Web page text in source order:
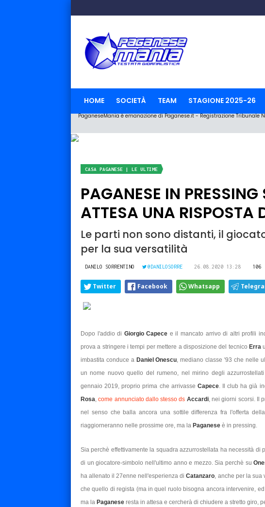
HOME SOCIETÀ TEAM STAGIONE 2025-26
PaganeseMania è emanazione di Paganese.it - Registrazione Tribunale
CASA PAGANESE | LE ULTIME
PAGANESE IN
ATTESA UNA RISPOSTA
Le parti non sono distanti, il
per la sua versatilità
DANILO SORRENTINO @DANILOSORRE 26.08.2020 13:28 106
Twitter Facebook Whatsapp
Dopo l'addio di Giorgio Capece e il mancato arrivo di altri profili
prova a stringere i tempi per mettere a disposizione del tecnico Erra
imbastita conduce a Daniel Onescu, mediano classe '93 che nelle
un nome nuovo quello del rumeno, nel mirino degli
gennaio 2019, proprio prima che arrivasse Capece. Il club ha già
Rosa,come annunciato dallo stesso ds Accardi, nei giorni scorsi. Il
nel senso che balla ancora una sottile differenza fra l'offerta
riaggiorneranno nelle prossime ore, ma la Paganese è in pressing.
Sia perchè effettivamente la squadra azzurrostellata ha necessità di
di un giocatore-simbolo nell'ultimo anno e mezzo. Sia perchè su
ha allenato il 27enne nell'esperienza diCatanzaro, anche per la sua
che quello di regista (ma in quel ruolo bisogna ancora intervenire,
ma la Paganese resta in attesa e cercherà di chiudere a stretto giro,